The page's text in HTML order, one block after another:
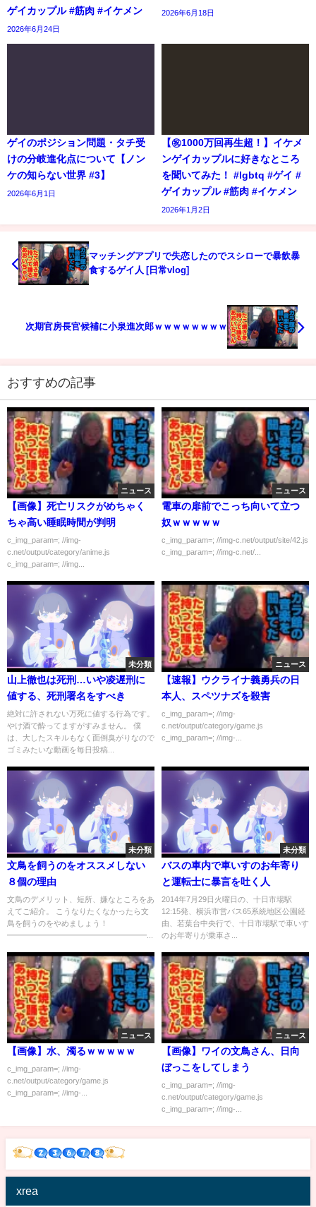
ゲイカップル #筋肉 #イケメン
2026年6月24日
2026年6月18日
ゲイのポジション問題・タチ受
けの分岐進化点について【ノン
ケの知らない世界 #3】
2026年6月1日
【㊗️1000万回再生超！】イケメ
ンゲイカップルに好きなところ
を聞いてみた！ #lgbtq #ゲイ #
ゲイカップル #筋肉 #イケメン
2026年1月2日
マッチングアプリで失恋したのでスシローで暴飲暴
食するゲイ人 [日常vlog]
次期官房長官候補に小泉進次郎ｗｗｗｗｗｗｗｗ
おすすめの記事
ニュース
【画像】死亡リスクがめちゃく
ちゃ高い睡眠時間が判明
c_img_param=; //img-
c.net/output/category/anime.js
c_img_param=; //img...
ニュース
電車の扉前でこっち向いて立つ
奴ｗｗｗｗｗ
c_img_param=; //img-c.net/output/site/42.js
c_img_param=; //img-c.net/...
未分類
山上徹也は死刑…いや凌遅刑に
値する、死刑署名をすべき
絶対に許されない万死に値する行為です。
やけ酒で酔ってますがすみません。 僕
は、大したスキルもなく面倒臭がりなので
ゴミみたいな動画を毎日投稿...
ニュース
【速報】ウクライナ義勇兵の日
本人、スペツナズを殺害
c_img_param=; //img-
c.net/output/category/game.js
c_img_param=; //img-...
未分類
文鳥を飼うのをオススメしない
８個の理由
文鳥のデメリット、短所、嫌なところをあ
えてご紹介。 こうなりたくなかったら文
鳥を飼うのをやめましょう！
━━━━━━━━━━━━━━━━━━...
未分類
バスの車内で車いすのお年寄り
と運転士に暴言を吐く人
2014年7月29日火曜日の、十日市場駅
12:15発、横浜市営バス65系統地区公園経
由、若葉台中央行で、十日市場駅で車いす
のお年寄りが乗車さ...
ニュース
【画像】水、濁るｗｗｗｗｗ
c_img_param=; //img-
c.net/output/category/game.js
c_img_param=; //img-...
ニュース
【画像】ワイの文鳥さん、日向
ぼっこをしてしまう
c_img_param=; //img-
c.net/output/category/game.js
c_img_param=; //img-...
xrea